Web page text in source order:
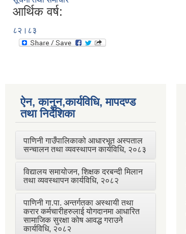
आर्थिक वर्ष:
८२।८३
ऐन, कानुन,कार्यविधि, मापदण्ड
तथा निर्देशिका
पाणिनी गाउँपालिकाको आधारभूत अस्पताल
सन्चालन तथा व्यवस्थापन कार्यविधि, २०८३
विद्यालय समायोजन, शिक्षक दरबन्दी मिलान
तथा व्यवस्थापन कार्यविधि, २०८२
पाणिनी गा.पा. अन्तर्गतका अस्थायी तथा
करार कर्मचारीहरुलाई योगदानमा आधारित
सामाजिक सुरक्षा कोष आवद्ध गराउने
कार्यविधि, २०८२